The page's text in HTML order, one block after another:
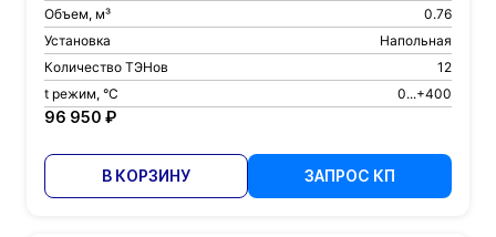
Объем, м³
0.76
Установка
Напольная
Количество ТЭНов
12
t режим, °С
0...+400
96 950 ₽
В КОРЗИНУ ЗАПРОС КП